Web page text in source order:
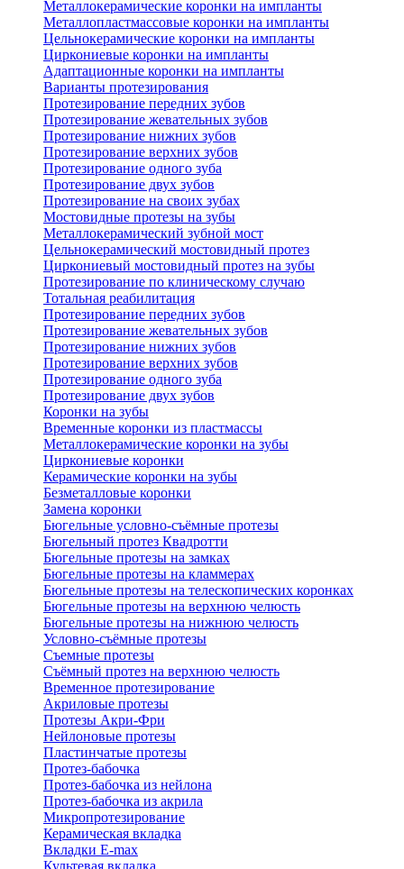
Металлокерамические коронки на импланты
Металлопластмассовые коронки на импланты
Цельнокерамические коронки на импланты
Циркониевые коронки на импланты
Адаптационные коронки на импланты
Варианты протезирования
Протезирование передних зубов
Протезирование жевательных зубов
Протезирование нижних зубов
Протезирование верхних зубов
Протезирование одного зуба
Протезирование двух зубов
Протезирование на своих зубах
Мостовидные протезы на зубы
Металлокерамический зубной мост
Цельнокерамический мостовидный протез
Циркониевый мостовидный протез на зубы
Протезирование по клиническому случаю
Тотальная реабилитация
Протезирование передних зубов
Протезирование жевательных зубов
Протезирование нижних зубов
Протезирование верхних зубов
Протезирование одного зуба
Протезирование двух зубов
Коронки на зубы
Временные коронки из пластмассы
Металлокерамические коронки на зубы
Циркониевые коронки
Керамические коронки на зубы
Безметалловые коронки
Замена коронки
Бюгельные условно-съёмные протезы
Бюгельный протез Квадротти
Бюгельные протезы на замках
Бюгельные протезы на кламмерах
Бюгельные протезы на телескопических коронках
Бюгельные протезы на верхнюю челюсть
Бюгельные протезы на нижнюю челюсть
Условно-съёмные протезы
Съемные протезы
Съёмный протез на верхнюю челюсть
Временное протезирование
Акриловые протезы
Протезы Акри-Фри
Нейлоновые протезы
Пластинчатые протезы
Протез-бабочка
Протез-бабочка из нейлона
Протез-бабочка из акрила
Микропротезирование
Керамическая вкладка
Вкладки E-max
Культевая вкладка